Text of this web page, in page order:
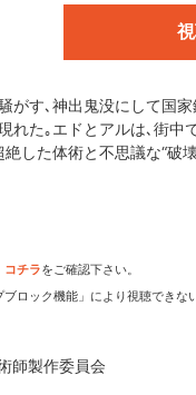
スト:井上喜久子／グラ
海陽子／マイルズ:中井
・エニックス刊)／監督:
背景:草薙／色彩設計:中
師製作委員会
がす､神出鬼没にして国
れた｡エドとアルは､街中
した体術と不思議な“破
コチラをご確認下さい。
ロック機能」により視聴できな
師製作委員会